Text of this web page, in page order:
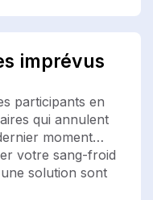
imprévus
participants en
qui annulent
moment…
votre sang-froid
solution sont